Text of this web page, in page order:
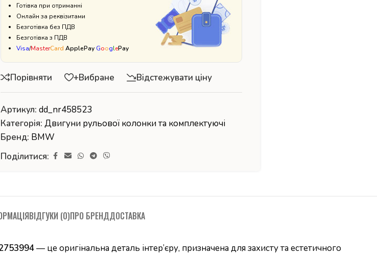
Готівка при отриманні
Онлайн за реквізитами
Безготівка без ПДВ
Безготівка з ПДВ
Visa/MasterCard ApplePay GooglePay
Порівняти +Вибране Відстежувати ціну
Артикул:dd_nr458523
Категорія: Двигуни рульової колонки та комплектуючі
Бренд: BMW
Поділитися:
ВІДГУКИ (0)ПРО БРЕНДДОСТАВКА
— це оригінальна деталь інтер’єру, призначена для захисту та естетичного